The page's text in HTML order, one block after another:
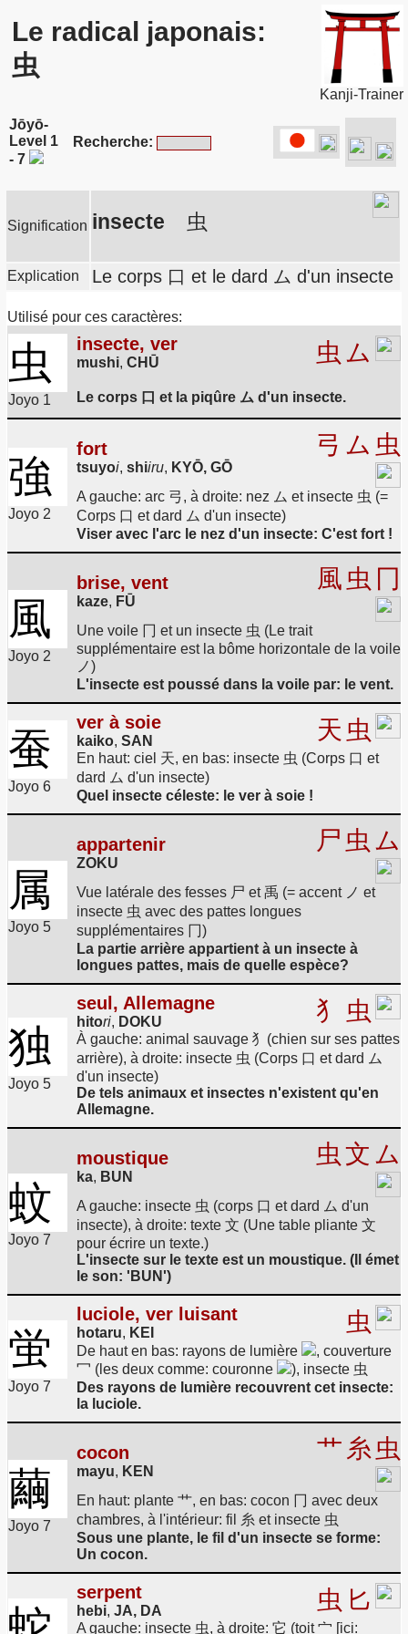
Le radical japonais:
虫
Kanji-Trainer
Jōyō-
Level 1
- 7
Recherche:
Signification insecte 虫
Explication Le corps 口 et le dard ム d'un insecte
Utilisé pour ces caractères:
虫
Joyo 1
insecte, ver
mushi, CHŪ 虫 ム
Le corps 口 et la piqûre ム d'un insecte.
強
Joyo 2
fort
tsuyoi, shiiru, KYŌ, GŌ
弓 ム 虫
A gauche: arc 弓, à droite: nez ム et insecte 虫 (=
Corps 口 et dard ム d'un insecte)
Viser avec l'arc le nez d'un insecte: C'est fort !
風
Joyo 2
brise, vent
kaze, FŪ
風 虫 冂
Une voile 冂 et un insecte 虫 (Le trait
supplémentaire est la bôme horizontale de la voile
ノ)
L'insecte est poussé dans la voile par: le vent.
蚕
Joyo 6
ver à soie
kaiko, SAN 天 虫
En haut: ciel 天, en bas: insecte 虫 (Corps 口 et
dard ム d'un insecte)
Quel insecte céleste: le ver à soie !
属
Joyo 5
appartenir
ZOKU
尸 虫 ム
Vue latérale des fesses 尸 et 禹 (= accent ノ et
insecte 虫 avec des pattes longues
supplémentaires 冂)
La partie arrière appartient à un insecte à
longues pattes, mais de quelle espèce?
独
Joyo 5
seul, Allemagne
hitori, DOKU 犭 虫
À gauche: animal sauvage 犭(chien sur ses pattes
arrière), à droite: insecte 虫 (Corps 口 et dard ム
d'un insecte)
De tels animaux et insectes n'existent qu'en
Allemagne.
蚊
Joyo 7
moustique
ka, BUN
虫 文 ム
A gauche: insecte 虫 (corps 口 et dard ム d'un
insecte), à droite: texte 文 (Une table pliante 文
pour écrire un texte.)
L'insecte sur le texte est un moustique. (Il émet
le son: 'BUN')
蛍
Joyo 7
luciole, ver luisant
hotaru, KEI 虫
De haut en bas: rayons de lumière
, couverture
冖 (les deux comme: couronne
), insecte 虫
Des rayons de lumière recouvrent cet insecte:
la luciole.
繭
Joyo 7
cocon
mayu, KEN
艹 糸 虫
En haut: plante 艹, en bas: cocon 冂 avec deux
chambres, à l'intérieur: fil 糸 et insecte 虫
Sous une plante, le fil d'un insecte se forme:
Un cocon.
serpent
hebi, JA, DA 虫 匕
A gauche: insecte 虫, à droite: 它 (toit 宀 [ici: